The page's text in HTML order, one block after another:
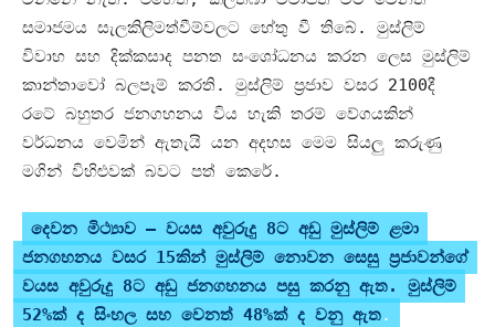
සමාජමය සැලකිලිමත්වීම්වලට හේතු වී තිබේ . මුස්ලිම්
විවාහ සහ දික්කසාද පනත සංශෝධනය කරන ලෙස මුස්ලිම්
කාන්තාවෝ බලපෑම් කරති . මුස්ලිම් ප්‍රජාව වසර 2100දී
රටේ බහුතර ජනගහනය විය හැකි තරම් වේගයකින්
වර්ධනය වෙමින් ඇතැයි යන අදහස මෙම සියලු කරුණු
මගින් විහිළුවක් බවට පත් කෙරේ.
දෙවන මිථ්‍යාව – වයස අවුරුදු 8ට අඩු මුස්ලිම් ළමා
ජනගහනය වසර 15කින් මුස්ලිම් නොවන සෙසු ප්‍රජාවන්ගේ
වයස අවුරුදු 8ට අඩු ජනගහනය පසු කරනු ඇත. මුස්ලිම්
52%ක් ද සිංහල සහ වෙනත් 48%ක් ද වනු ඇත.